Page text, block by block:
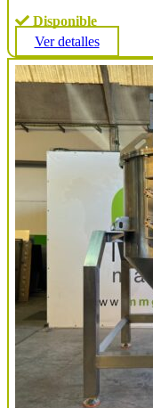
Disponible
Ver detalles